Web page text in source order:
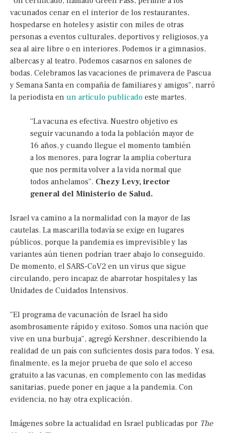
vacunados cenar en el interior de los restaurantes,
hospedarse en hoteles y asistir con miles de otras
personas a eventos culturales, deportivos y religiosos, ya
sea al aire libre o en interiores. Podemos ir a gimnasios,
albercas y al teatro. Podemos casarnos en salones de
bodas. Celebramos las vacaciones de primavera de Pascua
y Semana Santa en compañía de familiares y amigos", narró
la periodista en un artículo publicado este martes.
“La vacuna es efectiva. Nuestro objetivo es
seguir vacunando a toda la población mayor de
16 años, y cuando llegue el momento también
a los menores, para lograr la amplia cobertura
que nos permita volver a la vida normal que
todos anhelamos”. Chezy Levy, irector
general del Ministerio de Salud.
Israel va camino a la normalidad con la mayor de las
cautelas. La mascarilla todavía se exige en lugares
públicos, porque la pandemia es imprevisible y las
variantes aún tienen podrían traer abajo lo conseguido.
De momento, el SARS-CoV2 en un virus que sigue
circulando, pero incapaz de abarrotar hospitales y las
Unidades de Cuidados Intensivos.
"El programa de vacunación de Israel ha sido
asombrosamente rápido y exitoso. Somos una nación que
vive en una burbuja", agregó Kershner, describiendo la
realidad de un país con suficientes dosis para todos. Y esa,
finalmente, es la mejor prueba de que solo el acceso
gratuito a las vacunas, en complemento con las medidas
sanitarias, puede poner en jaque a la pandemia. Con
evidencia, no hay otra explicación.
Imágenes sobre la actualidad en Israel publicadas por The